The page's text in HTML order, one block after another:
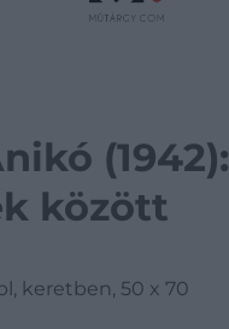
(1942):
között
keretben, 50 x 70